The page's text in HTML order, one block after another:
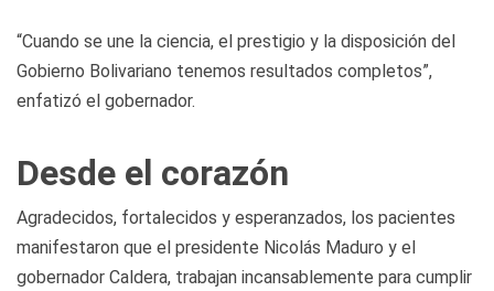
“Cuando se une la ciencia, el prestigio y la disposición del
Gobierno Bolivariano tenemos resultados completos”,
enfatizó el gobernador.
Desde el corazón
Agradecidos, fortalecidos y esperanzados, los pacientes
manifestaron que el presidente Nicolás Maduro y el
gobernador Caldera, trabajan incansablemente para cumplir